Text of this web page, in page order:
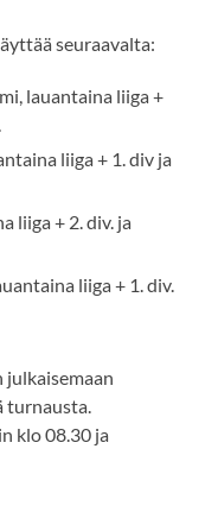
seuraavalta:
lauantaina liiga +
liiga + 1. div ja
liiga + 2. div. ja
liiga + 1. div.
turnausta.
klo 08.30 ja